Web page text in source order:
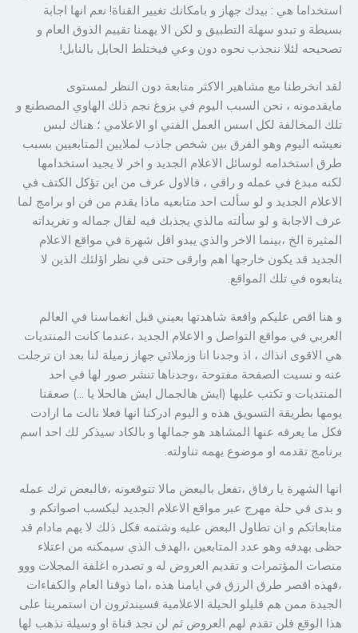
استخداما هي : بيدك جهاز و بامكانك تغيير القناة! نعم انها اجابة
بسيطة و تبدو سهلة التطبيق و لكن الا يهمنا تقييم الذوق العام و
تصحيحه لئلا ننجذب نحوه دون وعي فيختلط الحابل بالنابل!
لقد انخرطنا مع مشاهير الاكثر متابعة دون النظر لمستوى
مايقدمونه ، نحن السبب اليوم في بزوغ نجم ذلك الهاوي المصطنع و
تلك المخالفة لكل اسس العمل الفني او الاعلامي ؛ هناك لبس
نعيشه اليوم وهو الفرق بين شخص جاذب لملايين المتابعيين بسبب
طرق استخدامه لوسائل الاعلام الجديد و اخر لا يجيد استخدامها
لكنه مبدع في عمله و راقي ، فالاول عرف من اين تؤكل الكتف في
الاعلام الجديد و لو سألت احد متابعيه ماذا يقدم من فن او برامج لما
عرف الاجابة و لو سألته مالذي يجذبك فيه لقال جماله و تغريداته
المثيرة الخ ،بينما الاخر والذي يبدو اقل شهرة في مواقع الاعلام
الجديد قد يكون خارجها اهم وارقى حتى في نظر اؤلئك الذين لا
يتابعوه في تلك المواقع.
و هنا اقص عليكم واقعة شاهدتها بعيني قبل انغماسنا في العالم
العربي في مواقع التواصل و الاعلام الجديد ،عندما كانت المنتديات
هي الاقوى انذاك ، اذ وجدنا انا وزملائي جهاز زميلة لنا بعد ان ترجلت
عنه و نسيت الصفحة مفتوحة ،وجدناها تنشر صور لها في احد
المنتديات و تكتب عليها (ايش هالجمال ايش هالحلا يا …) صعقنا
يومها بطريقة التسويق هذه و اليوم ادركنا انها فعلا نالت ما ارادت
فكل ما يعرفه عنها المشاهد هو جمالها و بالكاد سيذكر لك احد اسم
برنامج تقدمه او موضوع يهمه تناولته.
انها الشهرة يا رفاق ،تفعل بالبعض مالا تتوقعونه ،فالبعض ترك عمله
و بدى في حلة مهرج عبر مواقع الاعلام الجديد ليكسب اصواتكم و
متابعاتكم و ان تطاول البعض عليه وشتمه فكل ذلك لا يهم مادام قد
حظى بهدفه وهو عدد المتابعين ،الهدف الذي سيمكنه من اعتلاء
منصات المؤتمرات و تقديم العروض له و تصدره اغلفة المجلات ووو
،فهذه اقصر طرق الرزق في ايامنا هذه ،اما ذوقنا العام والكفاءات
الجيدة ممن هم قليلو الحيلة الاعلامية فسيندثرون ان استمرينا على
هذا الوقع فلن تقدم لهم العروض ثم لن نجد قناة او وسيلة نذهب لها